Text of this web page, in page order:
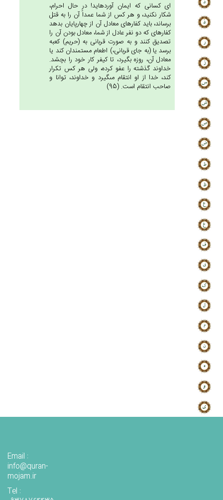
اى كسانى كه ايمان آورده‏ايد! در حال احرام،
شكار نكنيد، و هر كس از شما عمداً آن را به قتل
برساند، بايد كفاره‏اى معادل آن از چهارپايان بدهد
كفاره‏اى كه دو نفر عادل از شما، معادل بودن آن را
تصديق كنند و به صورت قربانى به (حريم) كعبه
برسد يا (به جاى قربانى،) اطعام مستمندان كند يا
معادل آن، روزه بگيرد، تا كيفر كار خود را بچشد.
خداوند گذشته را عفو كرده، ولى هر كس تكرار
كند، خدا از او انتقام مى‏گيرد و خداوند، توانا و
صاحب انتقام است. (95)
Email :
info@quran-
mojam.ir
Tel :